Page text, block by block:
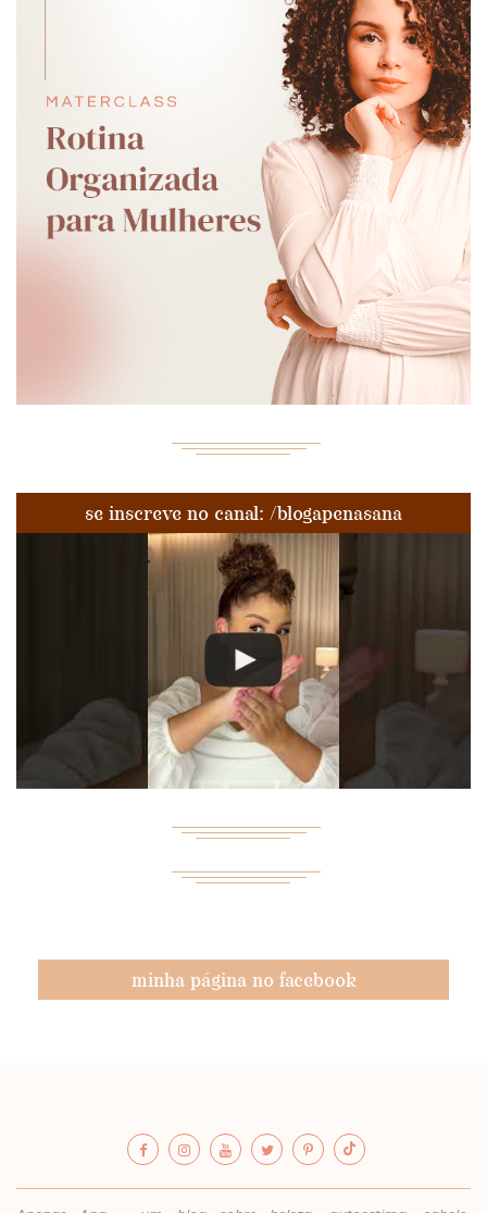
se inscreve no canal: /blogapenasana
minha página no facebook